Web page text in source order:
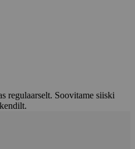
regulaarselt. Soovitame siiski